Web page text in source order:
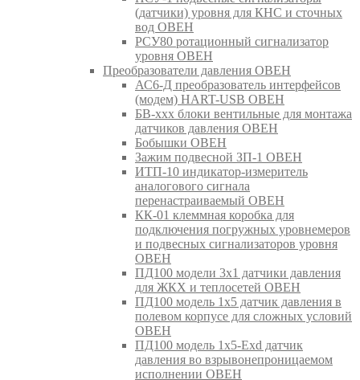
(датчики) уровня для КНС и сточных
вод ОВЕН
РСУ80 ротационный сигнализатор
уровня ОВЕН
Преобразователи давления ОВЕН
АС6-Д преобразователь интерфейсов
(модем) HART-USB ОВЕН
БВ-ххх блоки вентильные для монтажа
датчиков давления ОВЕН
Бобышки ОВЕН
Зажим подвесной ЗП-1 ОВЕН
ИТП-10 индикатор-измеритель
аналогового сигнала
перенастраиваемый ОВЕН
КК-01 клеммная коробка для
подключения погружных уровнемеров
и подвесных сигнализаторов уровня
ОВЕН
ПД100 модели 3х1 датчики давления
для ЖКХ и теплосетей ОВЕН
ПД100 модель 1х5 датчик давления в
полевом корпусе для сложных условий
ОВЕН
ПД100 модель 1х5-Exd датчик
давления во взрывонепроницаемом
исполнении ОВЕН